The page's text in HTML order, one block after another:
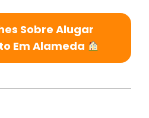
Sobre Alugar
Em Alameda